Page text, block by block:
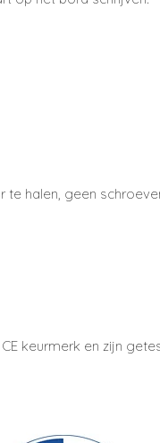
te halen, geen
keurmerk en zijn